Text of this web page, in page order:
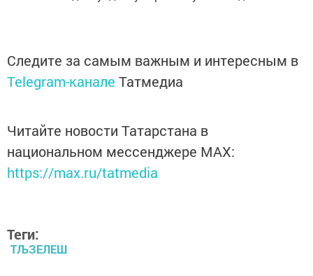
Следите за самым важным и интересным в
Telegram-канале Татмедиа
Читайте новости Татарстана в
национальном мессенджере MАХ:
https://max.ru/tatmedia
Теги:
ТЉЗЕЛЕШ